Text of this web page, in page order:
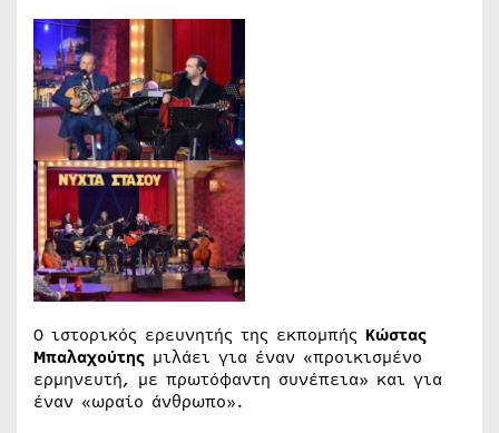
Ο ιστορικός ερευνητής της εκπομπής Κώστας
Μπαλαχούτης μιλάει για έναν «προικισμένο
ερμηνευτή, με πρωτόφαντη συνέπεια» και για
έναν «ωραίο άνθρωπο».